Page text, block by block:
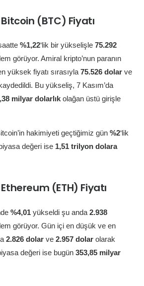
(BTC) Fiyatı
%1,22‘lik bir yükselişle 75.292
görüyor. Amiral kripto’nun paranın
yüksek fiyatı sırasıyla 75.526 dolar ve
Bu yükseliş, 7 Kasım’da
milyar dolarlıkolağan üstü girişle
hakimiyeti geçtiğimiz gün %2‘lik
değeri ise 1,51 trilyon dolara
(ETH) Fiyatı
%4,01yükseldi şu anda 2.938
görüyor. Gün içi en düşük ve en
2.826 dolar ve2.957 dolarolarak
değeri ise bugün 353,85 milyar